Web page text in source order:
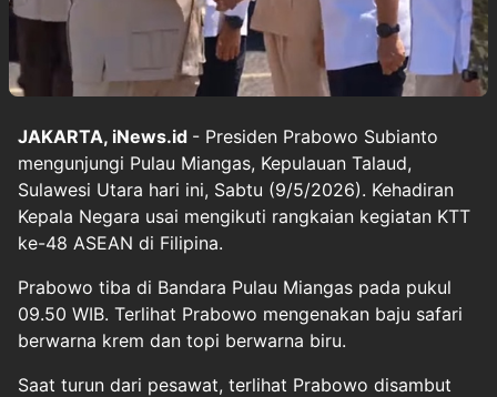
JAKARTA, iNews.id - Presiden Prabowo Subianto
mengunjungi Pulau Miangas, Kepulauan Talaud,
Sulawesi Utara hari ini, Sabtu (9/5/2026). Kehadiran
Kepala Negara usai mengikuti rangkaian kegiatan KTT
ke-48 ASEAN di Filipina.
Prabowo tiba di Bandara Pulau Miangas pada pukul
09.50 WIB. Terlihat Prabowo mengenakan baju safari
berwarna krem dan topi berwarna biru.
Saat turun dari pesawat, terlihat Prabowo disambut